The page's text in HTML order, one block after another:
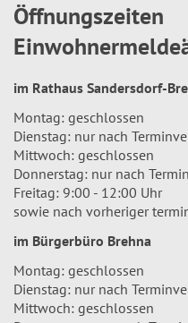
Öffnungszeiten
im Rathaus Sandersdorf-
Montag: geschlossen
Dienstag: nur nach
Mittwoch: geschlossen
Donnerstag: nur nach
Freitag: 9:00 - 12:00 Uhr
sowie nach vorheriger
im Bürgerbüro Brehna
Montag: geschlossen
Dienstag: nur nach
Mittwoch: geschlossen